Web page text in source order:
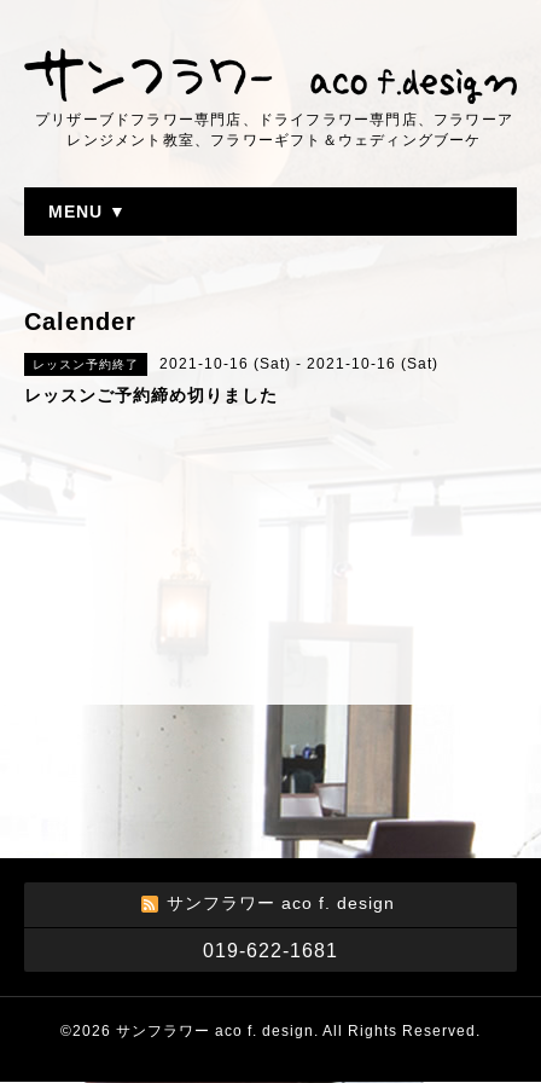
プリザーブドフラワー専門店、ドライフラワー専門店、フラワーア
レンジメント教室、フラワーギフト＆ウェディングブーケ
MENU ▼
Calender
レッスン予約終了 2021-10-16 (Sat) - 2021-10-16 (Sat)
レッスンご予約締め切りました
サンフラワー aco f. design
019-622-1681
©2026 サンフラワー aco f. design . All Rights Reserved.